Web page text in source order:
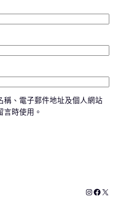
稱、電子郵件地址及個人網站
言時使用。
Instagram
X